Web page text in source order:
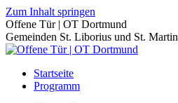
Zum Inhalt springen
Offene Tür | OT Dortmund
Gemeinden St. Liborius und St. Martin
Startseite
Programm